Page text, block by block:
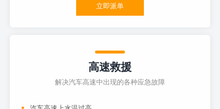
立即派单
高速救援
解决汽车高速中出现的各种应急故障